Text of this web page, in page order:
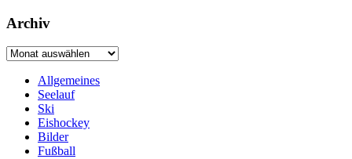
Archiv
Archiv
Allgemeines
Seelauf
Ski
Eishockey
Bilder
Fußball